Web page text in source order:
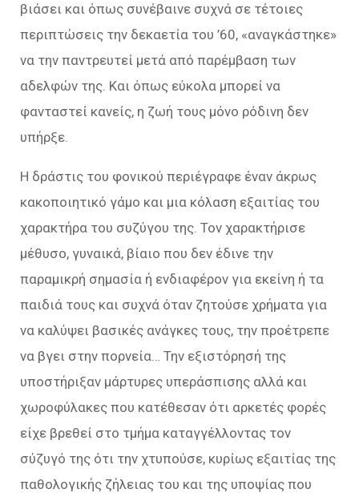
βιάσει και όπως συνέβαινε συχνά σε τέτοιες
περιπτώσεις την δεκαετία του ’60, «αναγκάστηκε»
να την παντρευτεί μετά από παρέμβαση των
αδελφών της. Και όπως εύκολα μπορεί να
φανταστεί κανείς, η ζωή τους μόνο ρόδινη δεν
υπήρξε.
Η δράστις του φονικού περιέγραφε έναν άκρως
κακοποιητικό γάμο και μια κόλαση εξαιτίας του
χαρακτήρα του συζύγου της. Τον χαρακτήρισε
μέθυσο, γυναικά, βίαιο που δεν έδινε την
παραμικρή σημασία ή ενδιαφέρον για εκείνη ή τα
παιδιά τους και συχνά όταν ζητούσε χρήματα για
να καλύψει βασικές ανάγκες τους, την προέτρεπε
να βγει στην πορνεία… Την εξιστόρησή της
υποστήριξαν μάρτυρες υπεράσπισης αλλά και
χωροφύλακες που κατέθεσαν ότι αρκετές φορές
είχε βρεθεί στο τμήμα καταγγέλλοντας τον
σύζυγό της ότι την χτυπούσε, κυρίως εξαιτίας της
παθολογικής ζήλειας του και της υποψίας που